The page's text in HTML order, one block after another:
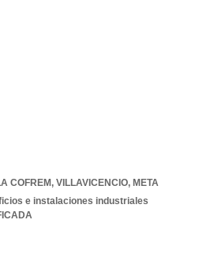
COFREM, VILLAVICENCIO, META
e instalaciones industriales